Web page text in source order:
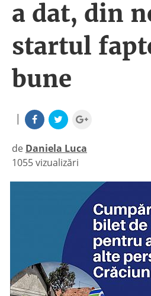
a dat, din
startul
bune
|
de Daniela Luca
|
1055 vizualizări